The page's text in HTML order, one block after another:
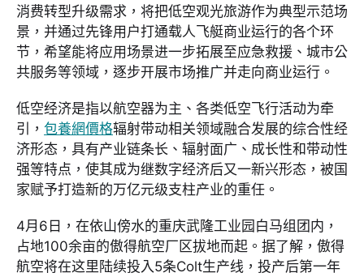
消费转型升级需求，将把低空观光旅游作为典型示范场
景，并通过先锋用户打通载人飞艇商业运行的各个环
节，希望能将应用场景进一步拓展至应急救援、城市公
共服务等领域，逐步开展市场推广并走向商业运行。
低空经济是指以航空器为主、各类低空飞行活动为牵
引， 包養網價格辐射带动相关领域融合发展的综合性经
济形态，具有产业链条长、辐射面广、成长性和带动性
强等特点，使其成为继数字经济后又一新兴形态，被国
家赋予打造新的万亿元级支柱产业的重任。
4月6日，在依山傍水的重庆武隆工业园白马组团内，
占地100余亩的傲得航空厂区拔地而起。据了解，傲得
航空将在这里陆续投入5条Colt生产线，投产后第一年